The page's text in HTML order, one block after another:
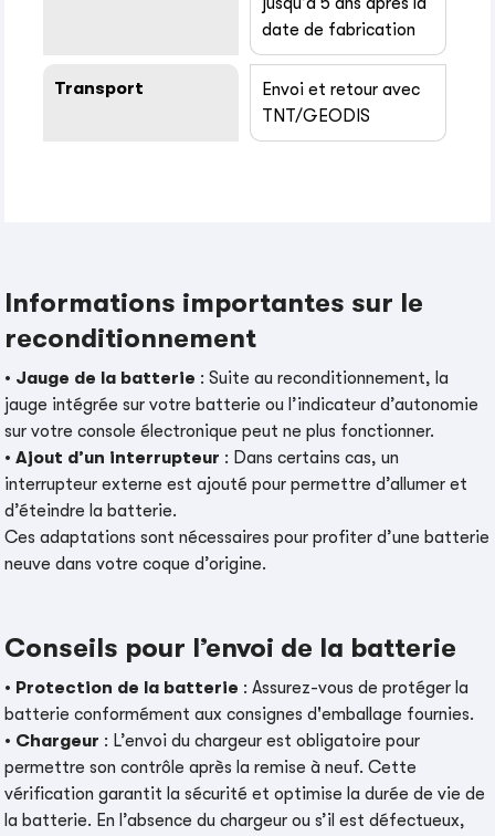
date de fabrication
Transport
Envoi et retour avec
TNT/GEODIS
Informations importantes sur le
reconditionnement
• Jauge de la batterie : Suite au reconditionnement, la
jauge intégrée sur votre batterie ou l’indicateur d’autonomie
sur votre console électronique peut ne plus fonctionner.
•Ajout d’un interrupteur : Dans certains cas, un
interrupteur externe est ajouté pour permettre d’allumer et
d’éteindre la batterie.
Ces adaptations sont nécessaires pour profiter d’une batterie
neuve dans votre coque d’origine.
Conseils pour l’envoi de la batterie
• Protection de la batterie : Assurez-vous de protéger la
batterie conformément aux consignes d'emballage fournies.
• Chargeur : L’envoi du chargeur est obligatoire pour
permettre son contrôle après la remise à neuf. Cette
vérification garantit la sécurité et optimise la durée de vie de
la batterie. En l’absence du chargeur ou s’il est défectueux,